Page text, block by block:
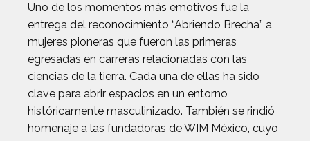
Uno de los momentos más emotivos fue la
entrega del reconocimiento “Abriendo Brecha” a
mujeres pioneras que fueron las primeras
egresadas en carreras relacionadas con las
ciencias de la tierra. Cada una de ellas ha sido
clave para abrir espacios en un entorno
históricamente masculinizado. También se rindió
homenaje a las fundadoras de WIM México, cuyo